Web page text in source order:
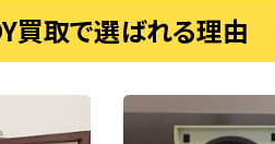
買取で選ばれる理由